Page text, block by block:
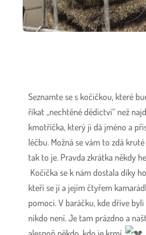
Seznamte se s kočičkou, které
říkat „nechtěné dědictví“ než
kmotříčka, který ji dá jméno a
léčbu. Možná se vám to zdá
tak to je. Pravda zkrátka někdy
Kočička se k nám dostala díky
kteří se jí a jejím čtyřem
pomoci. V baráčku, kde dříve
nikdo není. Je tam prázdno a